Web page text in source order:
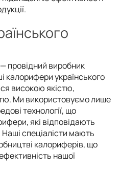
провідний виробник
калорифери українського
високою якістю,
Ми використовуємо лише
технології, що
які відповідають
спеціалісти мають
калориферів, що
нашої